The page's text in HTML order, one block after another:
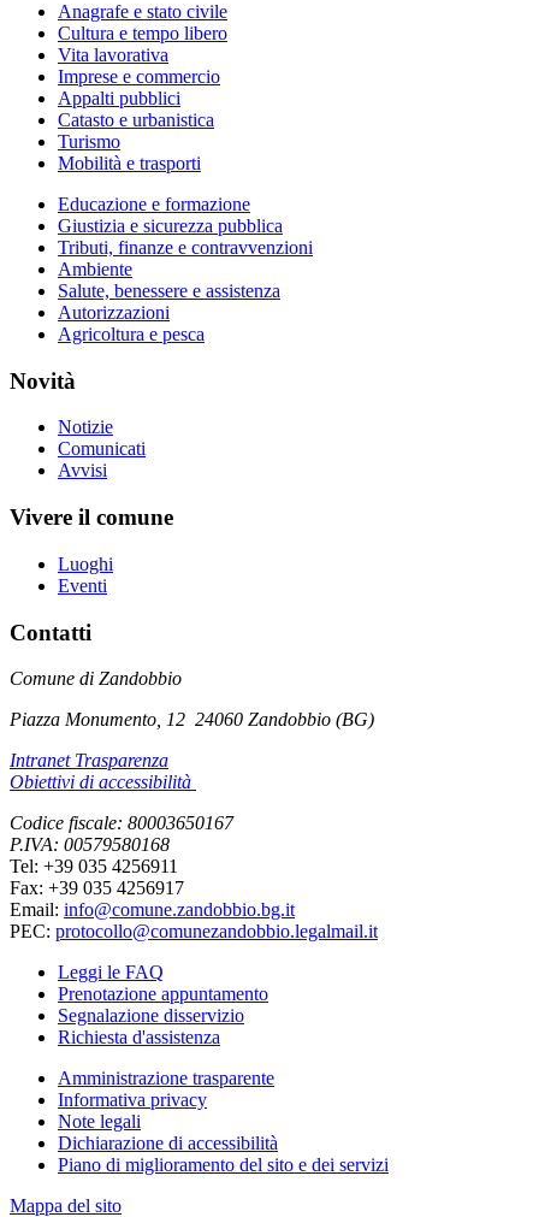
Anagrafe e stato civile
Cultura e tempo libero
Vita lavorativa
Imprese e commercio
Appalti pubblici
Catasto e urbanistica
Turismo
Mobilità e trasporti
Educazione e formazione
Giustizia e sicurezza pubblica
Tributi, finanze e contravvenzioni
Ambiente
Salute, benessere e assistenza
Autorizzazioni
Agricoltura e pesca
Novità
Notizie
Comunicati
Avvisi
Vivere il comune
Luoghi
Eventi
Contatti
Comune di Zandobbio
Piazza Monumento, 12 24060 Zandobbio (BG)
Intranet Trasparenza
Obiettivi di accessibilità
Codice fiscale: 80003650167
P.IVA: 00579580168
Tel: +39 035 4256911
Fax: +39 035 4256917
Email: info@comune.zandobbio.bg.it
PEC: protocollo@comunezandobbio.legalmail.it
Leggi le FAQ
Prenotazione appuntamento
Segnalazione disservizio
Richiesta d'assistenza
Amministrazione trasparente
Informativa privacy
Note legali
Dichiarazione di accessibilità
Piano di miglioramento del sito e dei servizi
Mappa del sito